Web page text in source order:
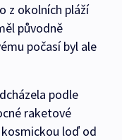
z okolních pláží
původně
počasí byl ale
podle
raketové
loď od